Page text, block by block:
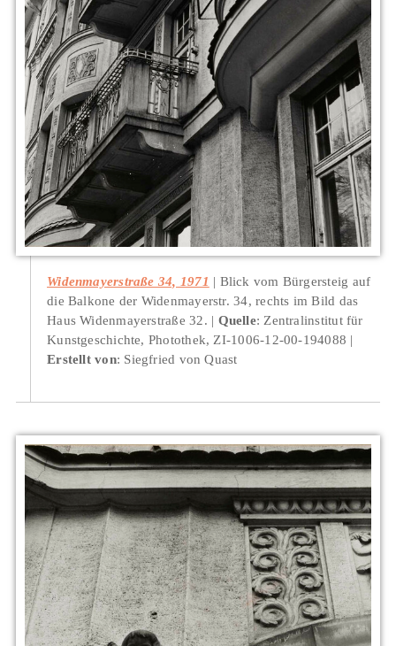
Widenmayerstraße 34, 1971
Blick vom Bürgersteig auf
die Balkone der Widenmayerstr. 34, rechts im Bild das
Haus Widenmayerstraße 32.
Quelle: Zentralinstitut für
Kunstgeschichte, Photothek, ZI-1006-12-00-194088
Erstellt von: Siegfried von Quast